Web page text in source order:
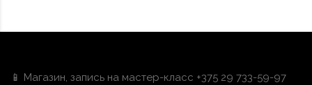
📱 Магазин, запись на мастер-класс +375 29 733-59-97